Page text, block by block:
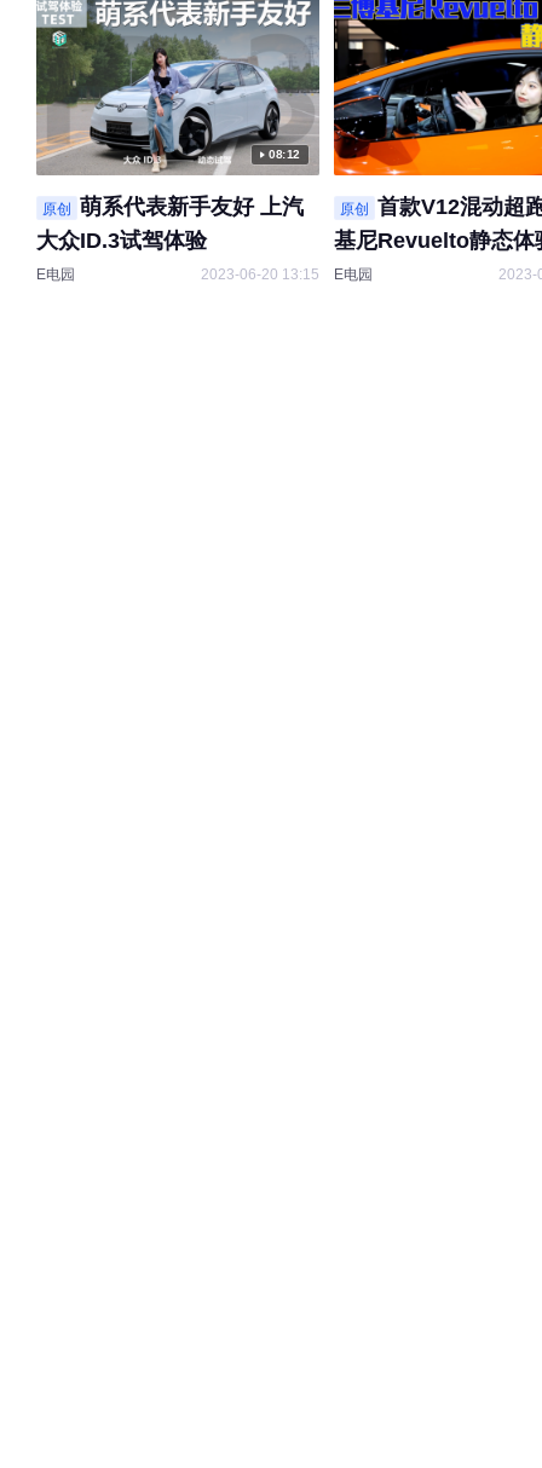
08:12
原创
萌系代表新手友好 上汽
大众ID.3试驾体验
E电园 2023-06-20 13:15
原创
首款V12混动超
基尼Revuelto静态体
E电园 2023-